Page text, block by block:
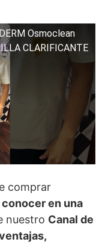
Osmoclean
CLARIFICANTE
comprar
conocer en una
nuestro Canal de